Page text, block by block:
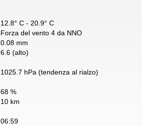
12.8° C - 20.9° C
Forza del vento 4 da NNO
0.08 mm
6.6 (alto)
1025.7 hPa (tendenza al rialzo)
68 %
10 km
06:59